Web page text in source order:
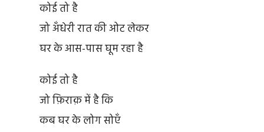
कोई तो है
जो अँधेरी रात की ओट लेकर
घर के आस-पास घूम रहा है
कोई तो है
जो फ़िराक़ में है कि
कब घर के लोग सोएँ